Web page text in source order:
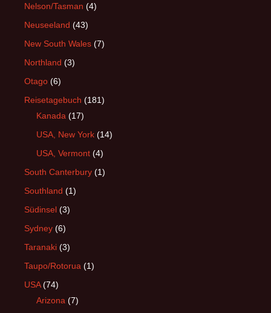
Nelson/Tasman (4)
Neuseeland (43)
New South Wales (7)
Northland (3)
Otago (6)
Reisetagebuch (181)
Kanada (17)
USA, New York (14)
USA, Vermont (4)
South Canterbury (1)
Southland (1)
Südinsel (3)
Sydney (6)
Taranaki (3)
Taupo/Rotorua (1)
USA(74)
Arizona (7)